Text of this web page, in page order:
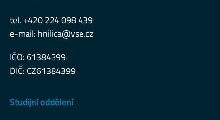
tel. +420 224 098 439
e-mail: hnilica@vse.cz
IČO: 61384399
DIČ: CZ61384399
Studijní oddělení